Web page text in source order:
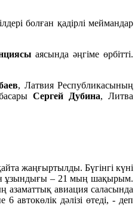
болған қадірлі меймандар
аясында әңгіме өрбітті.
, Латвия Республикасының
Сергей Дубина, Литва
жаңғыртылды. Бүгінгі күні
ұзындығы – 21 мың шақырым.
азаматтық авиация саласында
автокөлік дәлізі өтеді, - деп